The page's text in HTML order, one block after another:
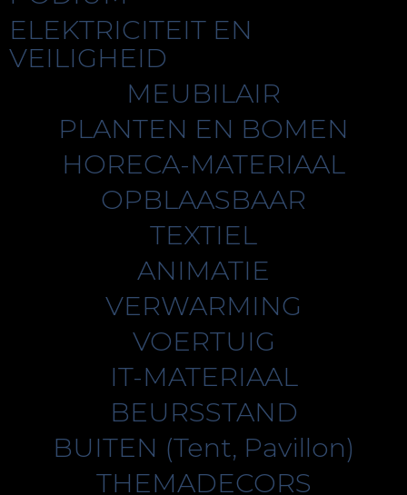
ELEKTRICITEIT EN
VEILIGHEID
MEUBILAIR
PLANTEN EN BOMEN
HORECA-MATERIAAL
OPBLAASBAAR
TEXTIEL
ANIMATIE
VERWARMING
VOERTUIG
IT-MATERIAAL
BEURSSTAND
BUITEN (Tent, Pavillon)
THEMADECORS